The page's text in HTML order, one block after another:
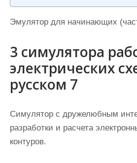
Эмулятор для начинающих
3 симулятора
электрических
русском 7
Симулятор с дружелюбным
разработки и расчета
контуров.